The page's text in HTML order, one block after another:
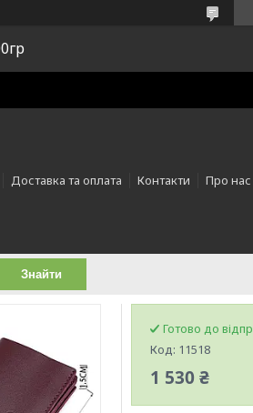
Доставка та оплата Контакти Про нас
Знайти
Готово до
Код: 11518
1 530 ₴